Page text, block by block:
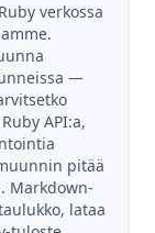
verkossa
—
API:a,
pitää
Markdown-
lataa